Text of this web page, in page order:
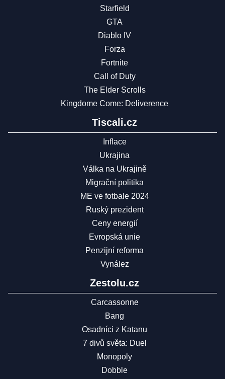
Starfield
GTA
Diablo IV
Forza
Fortnite
Call of Duty
The Elder Scrolls
Kingdome Come: Deliverence
Tiscali.cz
Inflace
Ukrajina
Válka na Ukrajině
Migrační politika
ME ve fotbale 2024
Ruský prezident
Ceny energií
Evropská unie
Penzijní reforma
Vynález
Zestolu.cz
Carcassonne
Bang
Osadníci z Katanu
7 divů světa: Duel
Monopoly
Dobble